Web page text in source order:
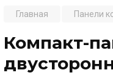
Главная Панели
Компакт-